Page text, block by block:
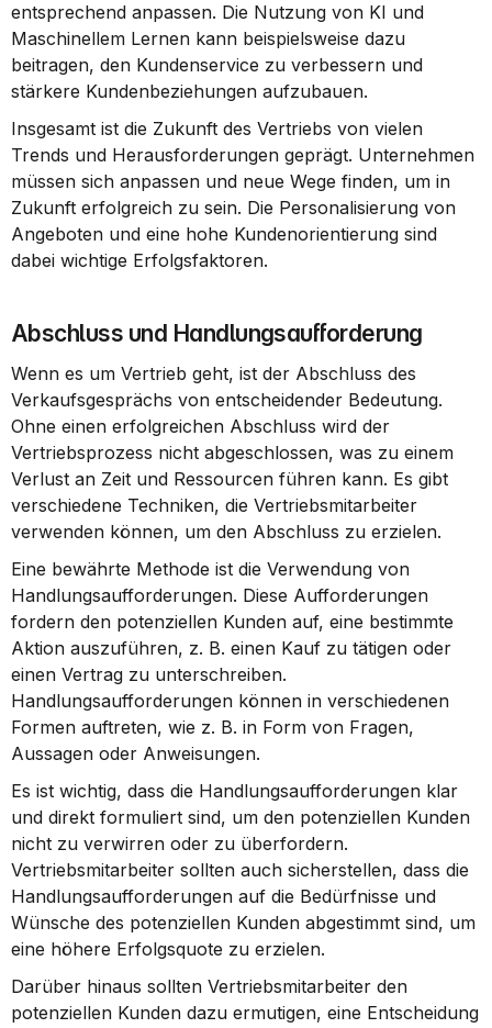
entsprechend anpassen. Die Nutzung von KI und
Maschinellem Lernen kann beispielsweise dazu
beitragen, den Kundenservice zu verbessern und
stärkere Kundenbeziehungen aufzubauen.
Insgesamt ist die Zukunft des Vertriebs von vielen
Trends und Herausforderungen geprägt. Unternehmen
müssen sich anpassen und neue Wege finden, um in
Zukunft erfolgreich zu sein. Die Personalisierung von
Angeboten und eine hohe Kundenorientierung sind
dabei wichtige Erfolgsfaktoren.
Abschluss und Handlungsaufforderung
Wenn es um Vertrieb geht, ist der Abschluss des
Verkaufsgesprächs von entscheidender Bedeutung.
Ohne einen erfolgreichen Abschluss wird der
Vertriebsprozess nicht abgeschlossen, was zu einem
Verlust an Zeit und Ressourcen führen kann. Es gibt
verschiedene Techniken, die Vertriebsmitarbeiter
verwenden können, um den Abschluss zu erzielen.
Eine bewährte Methode ist die Verwendung von
Handlungsaufforderungen. Diese Aufforderungen
fordern den potenziellen Kunden auf, eine bestimmte
Aktion auszuführen, z. B. einen Kauf zu tätigen oder
einen Vertrag zu unterschreiben.
Handlungsaufforderungen können in verschiedenen
Formen auftreten, wie z. B. in Form von Fragen,
Aussagen oder Anweisungen.
Es ist wichtig, dass die Handlungsaufforderungen klar
und direkt formuliert sind, um den potenziellen Kunden
nicht zu verwirren oder zu überfordern.
Vertriebsmitarbeiter sollten auch sicherstellen, dass die
Handlungsaufforderungen auf die Bedürfnisse und
Wünsche des potenziellen Kunden abgestimmt sind, um
eine höhere Erfolgsquote zu erzielen.
Darüber hinaus sollten Vertriebsmitarbeiter den
potenziellen Kunden dazu ermutigen, eine Entscheidung